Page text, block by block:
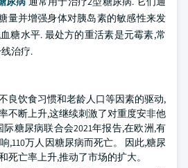
量并增强身体对胰岛素的敏感性来发
糖水平. 最处方的重活素是元霉素,常
治疗.
良饮食习惯和老龄人口等因素的驱动,
不断上升,这继续刺激了对重度安非他
糖尿病联合会2021年报告,在欧洲,有
,110万人因糖尿病而死亡。 因此,糖尿
死亡率上升,推动了市场的扩大。